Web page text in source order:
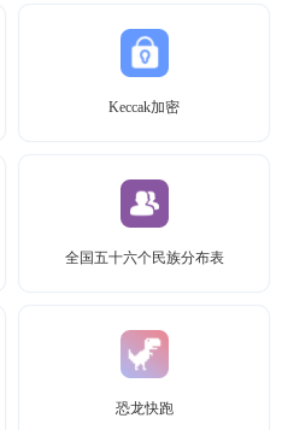
Keccak加密
全国五十六个民族分布表
恐龙快跑